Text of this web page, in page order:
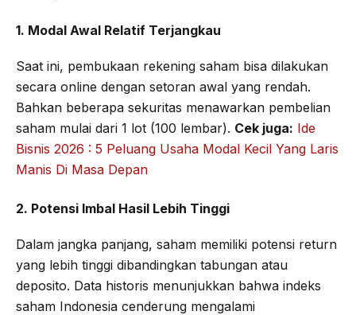
1. Modal Awal Relatif Terjangkau
Saat ini, pembukaan rekening saham bisa dilakukan
secara online dengan setoran awal yang rendah.
Bahkan beberapa sekuritas menawarkan pembelian
saham mulai dari 1 lot (100 lembar). Cek juga: Ide
Bisnis 2026 : 5 Peluang Usaha Modal Kecil Yang Laris
Manis Di Masa Depan
2. Potensi Imbal Hasil Lebih Tinggi
Dalam jangka panjang, saham memiliki potensi return
yang lebih tinggi dibandingkan tabungan atau
deposito. Data historis menunjukkan bahwa indeks
saham Indonesia cenderung mengalami